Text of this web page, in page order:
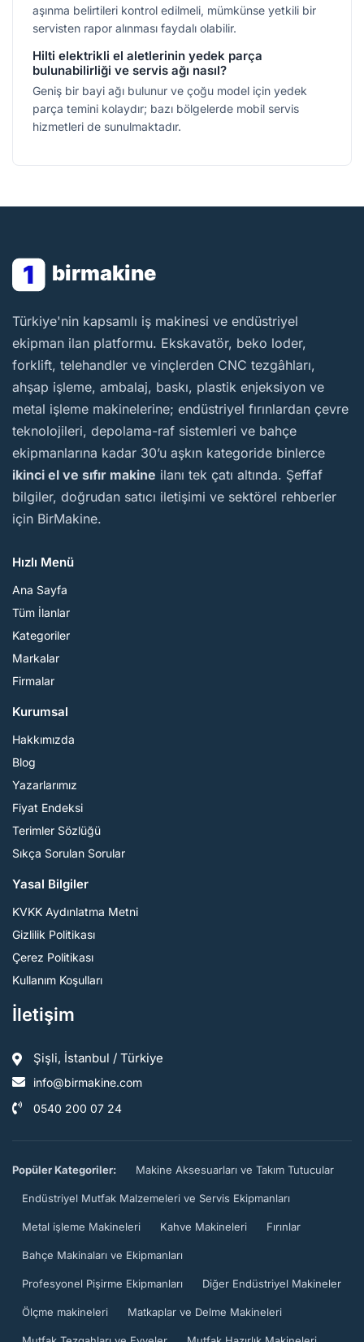
aşınma belirtileri kontrol edilmeli, mümkünse yetkili bir
servisten rapor alınması faydalı olabilir.
Hilti elektrikli el aletlerinin yedek parça
bulunabilirliği ve servis ağı nasıl?
Geniş bir bayi ağı bulunur ve çoğu model için yedek
parça temini kolaydır; bazı bölgelerde mobil servis
hizmetleri de sunulmaktadır.
1 birmakine
BirMakine
Türkiye'nin kapsamlı iş makinesi ve endüstriyel
ekipman ilan platformu. Ekskavatör, beko loder,
forklift, telehandler ve vinçlerden CNC tezgâhları,
ahşap işleme, ambalaj, baskı, plastik enjeksiyon ve
metal işleme makinelerine; endüstriyel fırınlardan çevre
teknolojileri, depolama-raf sistemleri ve bahçe
ekipmanlarına kadar 30’u aşkın kategoride binlerce
ikinci el ve sıfır makine ilanı tek çatı altında. Şeffaf
bilgiler, doğrudan satıcı iletişimi ve sektörel rehberler
için BirMakine.
Hızlı Menü
Ana Sayfa
Tüm İlanlar
Kategoriler
Markalar
Firmalar
Kurumsal
Hakkımızda
Blog
Yazarlarımız
Fiyat Endeksi
Terimler Sözlüğü
Sıkça Sorulan Sorular
Yasal Bilgiler
KVKK Aydınlatma Metni
Gizlilik Politikası
Çerez Politikası
Kullanım Koşulları
İletişim
Şişli, İstanbul / Türkiye
info@birmakine.com
0540 200 07 24
Popüler Kategoriler: Makine Aksesuarları ve Takım Tutucular
Endüstriyel Mutfak Malzemeleri ve Servis Ekipmanları
Metal işleme Makineleri Kahve Makineleri Fırınlar
Bahçe Makinaları ve Ekipmanları
Profesyonel Pişirme Ekipmanları Diğer Endüstriyel Makineler
Ölçme makineleri Matkaplar ve Delme Makineleri